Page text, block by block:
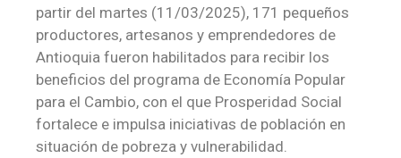
partir del martes (11/03/2025), 171 pequeños
productores, artesanos y emprendedores de
Antioquia fueron habilitados para recibir los
beneficios del programa de Economía Popular
para el Cambio, con el que Prosperidad Social
fortalece e impulsa iniciativas de población en
situación de pobreza y vulnerabilidad.